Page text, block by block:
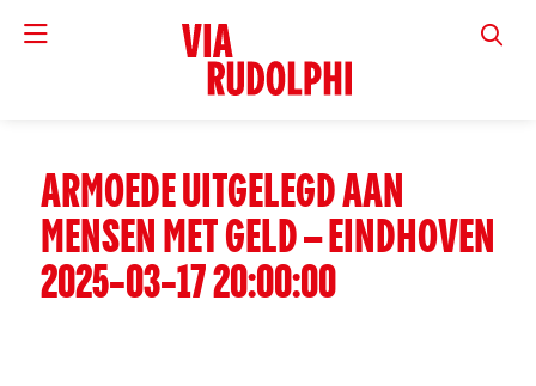
VIA
ARMOEDE UITGELEGD AAN
MENSEN MET GELD – EINDHOVEN
2025-03-17 20:00:00